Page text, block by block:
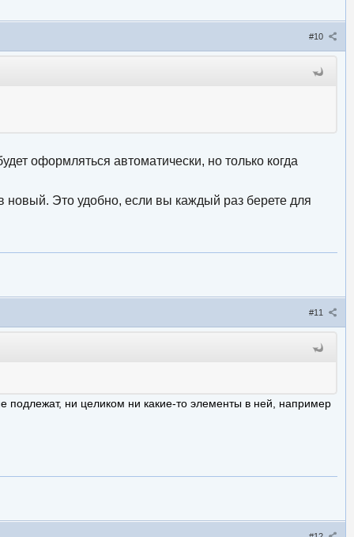
#10
оформляться автоматически, но только когда
Это удобно, если вы каждый раз берете для
#11
подлежат, ни целиком ни какие-то элементы в ней, например